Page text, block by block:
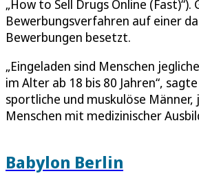
„How to Sell Drugs Online
Bewerbungsverfahren auf einer
Bewerbungen besetzt.
„Eingeladen sind Menschen
im Alter ab 18 bis 80 Jahren“,
sportliche und muskulöse
Menschen mit medizinischer
Babylon Berlin